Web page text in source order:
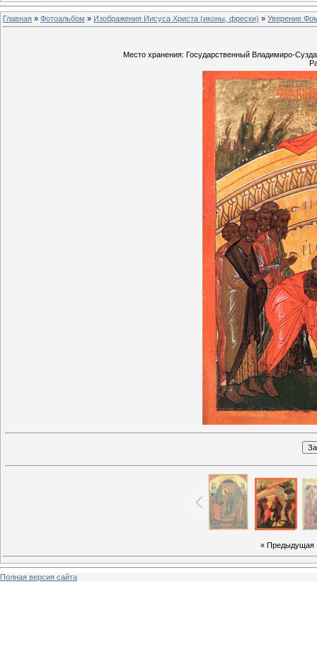
Главная » Фотоальбом » Изображения Иисуса Христа (иконы, фрески) » Уверение
Место хранения: Государственный Владимиро-
« Предыдущая
Полная версия сайта